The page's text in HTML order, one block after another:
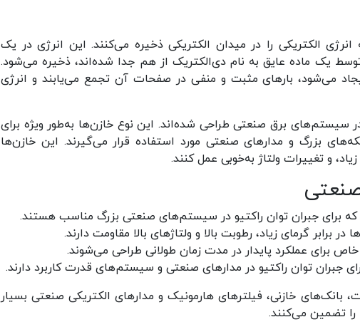
الکتریکی را در میدان الکتریکی ذخیره می‌کنند. این انرژی در یک
یک ماده عایق به نام دی‌الکتریک از هم جدا شده‌اند، ذخیره می‌شود.
می‌شود، بارهای مثبت و منفی در صفحات آن تجمع می‌یابند و انرژی
سیستم‌های برق صنعتی طراحی شده‌اند. این نوع خازن‌ها به‌طور ویژه برای
بزرگ و مدارهای صنعتی مورد استفاده قرار می‌گیرند. این خازن‌ها
و تغییرات ولتاژ به‌خوبی عمل کنند.
که برای جبران توان راکتیو در سیستم‌های صنعتی بزرگ مناسب هستند.
در برابر گرمای زیاد، رطوبت بالا و ولتاژ‌های بالا مقاومت دارند.
برای عملکرد پایدار در مدت زمان طولانی طراحی می‌شوند.
جبران توان راکتیو در مدارهای صنعتی و سیستم‌های قدرت کاربرد دارند.
خازنی، فیلترهای هارمونیک و مدارهای الکتریکی صنعتی بسیار
تضمین می‌کنند.